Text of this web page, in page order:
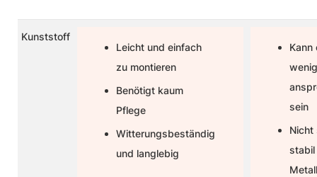
Kunststoff
Leicht und einfach
zu montieren
Benötigt kaum
Pflege
Witterungsbeständig
und langlebig
Kann
sein
Nicht
stabil